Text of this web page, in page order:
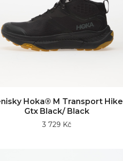
Hoka® M Transport Hike
Gtx Black/ Black
3 729 Kč